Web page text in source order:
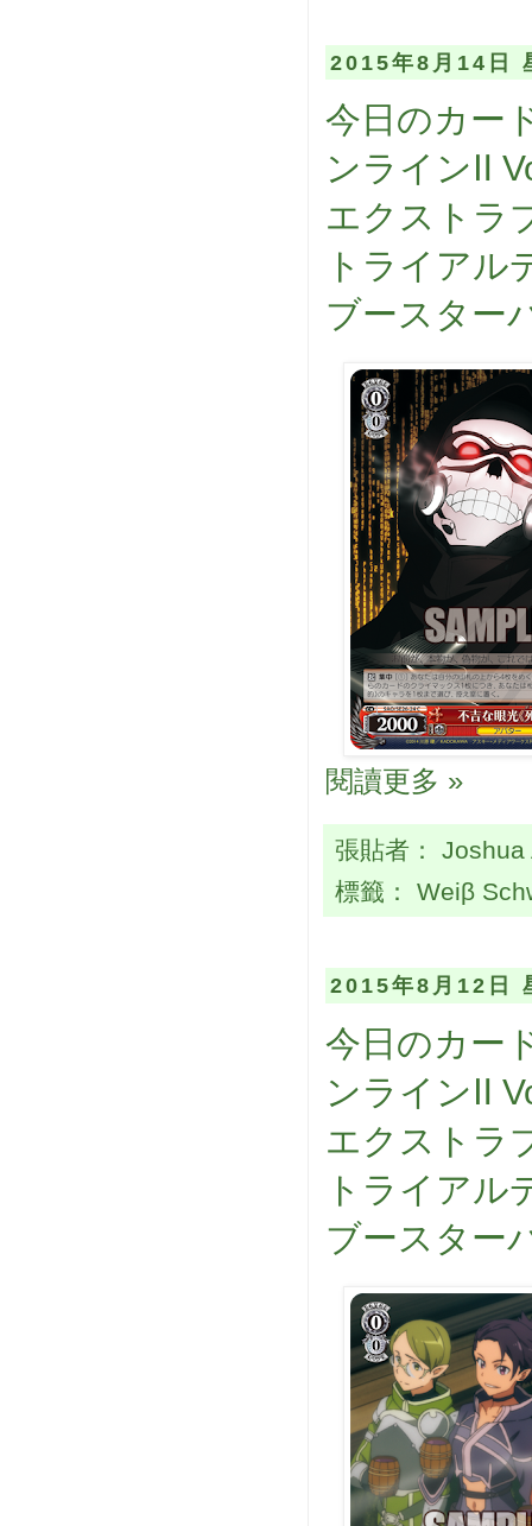
2015年8月14日
今日のカー
ンラインⅡ
エクストラ
トライアル
ブースター
閱讀更多 »
張貼者：
標籤： Weiβ
2015年8月12日
今日のカー
ンラインⅡ
エクストラ
トライアル
ブースター